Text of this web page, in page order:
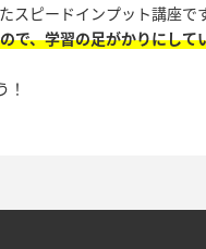
ピードインプット講座です
で、学習の足がかりにして